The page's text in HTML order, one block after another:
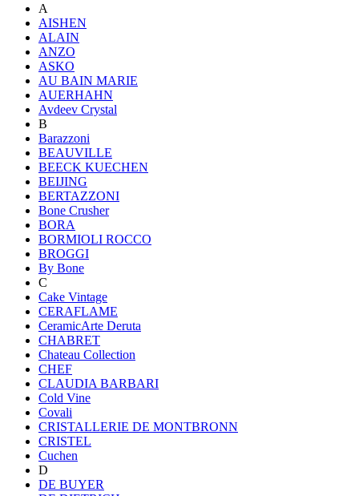
A
AISHEN
ALAIN
ANZO
ASKO
AU BAIN MARIE
AUERHAHN
Avdeev Crystal
B
Barazzoni
BEAUVILLE
BEECK KUECHEN
BEIJING
BERTAZZONI
Bone Crusher
BORA
BORMIOLI ROCCO
BROGGI
By Bone
C
Cake Vintage
CERAFLAME
CeramicArte Deruta
CHABRET
Chateau Collection
CHEF
CLAUDIA BARBARI
Cold Vine
Covali
CRISTALLERIE DE MONTBRONN
CRISTEL
Cuchen
D
DE BUYER